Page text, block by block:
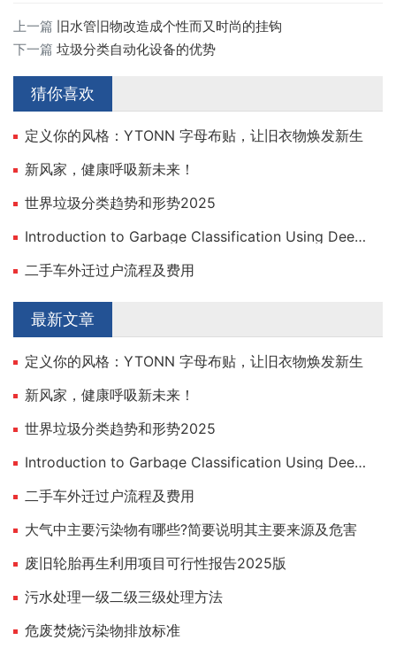
上一篇 旧水管旧物改造成个性而又时尚的挂钩
下一篇 垃圾分类自动化设备的优势
猜你喜欢
定义你的风格：YTONN 字母布贴，让旧衣物焕发新生
新风家，健康呼吸新未来！
世界垃圾分类趋势和形势2025
Introduction to Garbage Classification Using Deep Learning
二手车外迁过户流程及费用
最新文章
定义你的风格：YTONN 字母布贴，让旧衣物焕发新生
新风家，健康呼吸新未来！
世界垃圾分类趋势和形势2025
Introduction to Garbage Classification Using Deep Learning
二手车外迁过户流程及费用
大气中主要污染物有哪些?简要说明其主要来源及危害
废旧轮胎再生利用项目可行性报告2025版
污水处理一级二级三级处理方法
危废焚烧污染物排放标准